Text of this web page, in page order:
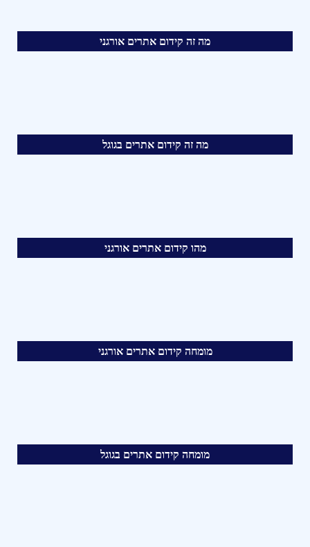
מה זה קידום אתרים אורגני
מה זה קידום אתרים בגוגל
מהו קידום אתרים אורגני
מומחה קידום אתרים אורגני
מומחה קידום אתרים בגוגל